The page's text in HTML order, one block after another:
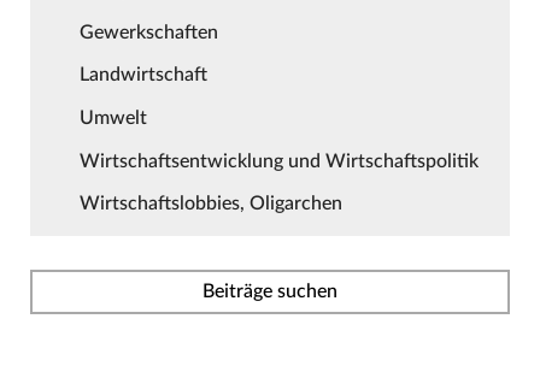
Gewerkschaften
Landwirtschaft
Umwelt
Wirtschaftsentwicklung und Wirtschaftspolitik
Wirtschaftslobbies, Oligarchen
Beiträge suchen